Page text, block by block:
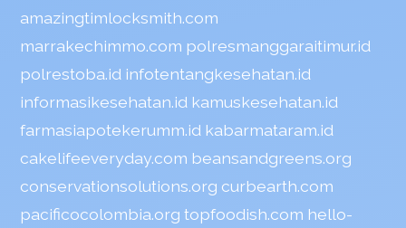
amazingtimlocksmith.com
marrakechimmo.com polresmanggaraitimur.id
polrestoba.id infotentangkesehatan.id
informasikesehatan.id kamuskesehatan.id
farmasiapotekerumm.id kabarmataram.id
cakelifeeveryday.com beansandgreens.org
conservationsolutions.org curbearth.com
pacificocolombia.org topfoodish.com hello-